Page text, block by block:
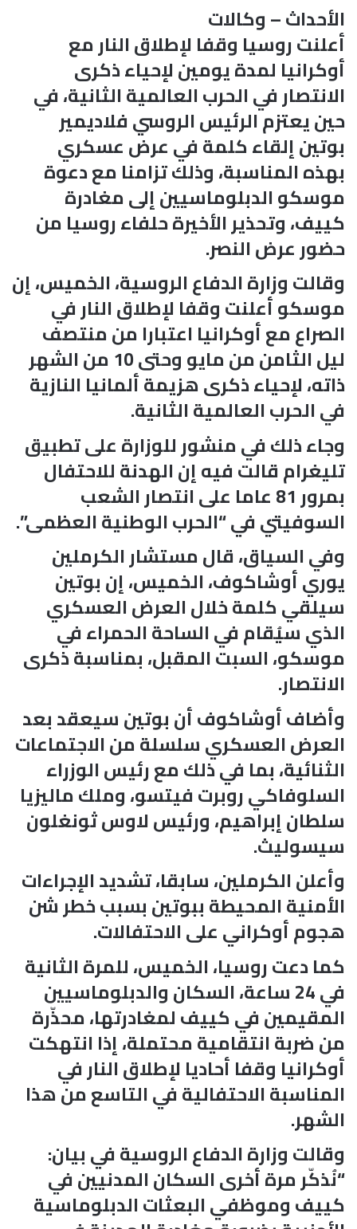
الأحداث – وكالات
أعلنت روسيا وقفا لإطلاق النار مع
أوكرانيا لمدة يومين لإحياء ذكرى
الانتصار في الحرب العالمية الثانية، في
حين يعتزم الرئيس الروسي فلاديمير
بوتين إلقاء كلمة في عرض عسكري
بهذه المناسبة، وذلك تزامنا مع دعوة
موسكو الدبلوماسيين إلى مغادرة
كييف، وتحذير الأخيرة حلفاء روسيا من
حضور عرض النصر.
وقالت وزارة الدفاع الروسية، الخميس، إن
موسكو أعلنت وقفا لإطلاق النار في
الصراع مع أوكرانيا اعتبارا من منتصف
ليل الثامن من ‌‌مايو وحتى 10 من الشهر
ذاته، لإحياء ذكرى هزيمة ألمانيا النازية
في الحرب العالمية الثانية.
وجاء ذلك في منشور للوزارة على تطبيق
تليغرام قالت فيه إن الهدنة للاحتفال
بمرور 81 عاما على انتصار الشعب
السوفيتي في “الحرب الوطنية العظمى”.
وفي السياق، قال مستشار الكرملين
يوري أوشاكوف، الخميس، إن بوتين
سيلقي كلمة خلال العرض العسكري
الذي سيُقام في الساحة الحمراء في
موسكو، السبت المقبل، بمناسبة ‌‌ذكرى
الانتصار.
وأضاف أوشاكوف أن بوتين سيعقد بعد
العرض العسكري سلسلة من الاجتماعات
الثنائية، بما في ذلك مع رئيس الوزراء
السلوفاكي روبرت فيتسو، وملك ‌‌ماليزيا
سلطان إبراهيم، ورئيس لاوس ثونغلون
سيسوليث.
وأعلن الكرملين، سابقا، تشديد الإجراءات
الأمنية المحيطة ببوتين بسبب خطر شن
هجوم أوكراني على الاحتفالات.
كما دعت روسيا، الخميس، للمرة الثانية
في 24 ساعة، السكان والدبلوماسيين
المقيمين في كييف لمغادرتها، محذّرة
من ضربة انتقامية محتملة، إذا انتهكت
أوكرانيا وقفا أحاديا لإطلاق النار في
المناسبة الاحتفالية في التاسع من هذا
الشهر.
وقالت وزارة الدفاع الروسية في بيان:
“نُذكّر مرة أخرى السكان المدنيين في
كييف وموظفي البعثات الدبلوماسية